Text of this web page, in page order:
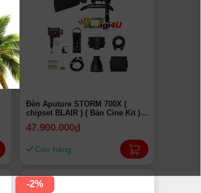
Đèn Aputure STORM 700X (
chipset BLAIR ) ( Bản Cine Kit ) |
Chính Hãng ( New 2025 )
47.900.000đ
Còn hàng
-2%